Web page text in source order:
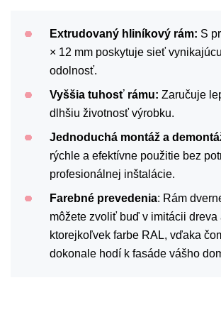
Extrudovaný hliníkový rám: S
× 12 mm poskytuje sieť
odolnosť.
Vyššia tuhosť rámu: Zaručuje
dlhšiu životnosť výrobku.
Jednoduchá montáž a
rýchle a efektívne použitie bez
profesionálnej inštalácie.
Farebné prevedenia: Rám
môžete zvoliť buď v imitácii dreva
ktorejkoľvek farbe RAL, vďaka
dokonale hodí k fasáde vášho